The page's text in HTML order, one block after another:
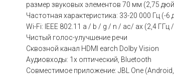
размер звуковых элементов 70 мм (2,75
Частотная характеристика: 33-20 000 Гц (-6
Wi-Fi: IEEE 802.11 a / b / g / n / ac/ ax (2,4 ГГц
Чистый голос-улучшение речи
Сквозной канал HDMI earch Dolby Vision
Аудиовходы: 1x оптический, Bluetooth
Совместимое приложение: JBL One